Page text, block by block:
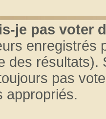
je pas voter
enregistrés
des
pas
appropriés.